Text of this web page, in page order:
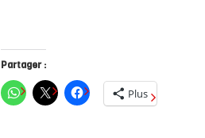
Partager :
Plus